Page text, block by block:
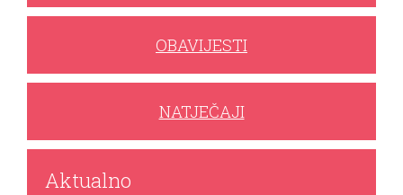
OBAVIJESTI
NATJEČAJI
Aktualno